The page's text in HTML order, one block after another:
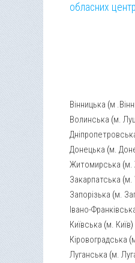
обласних
Вінницька (м
Волинська (м.
Донецька (м.
Житомирська (м.
Закарпатська (м.
Запорізька (м.
Івано-
Київська (м. Київ)
Кіровоградська (
Луганська (м.